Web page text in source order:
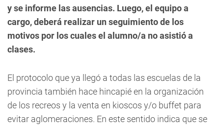
y se informe las ausencias. Luego, el equipo a
cargo, deberá realizar un seguimiento de los
motivos por los cuales el alumno/a no asistió a
clases.
El protocolo que ya llegó a todas las escuelas de la
provincia también hace hincapié en la organización
de los recreos y la venta en kioscos y/o buffet para
evitar aglomeraciones. En este sentido indica que se